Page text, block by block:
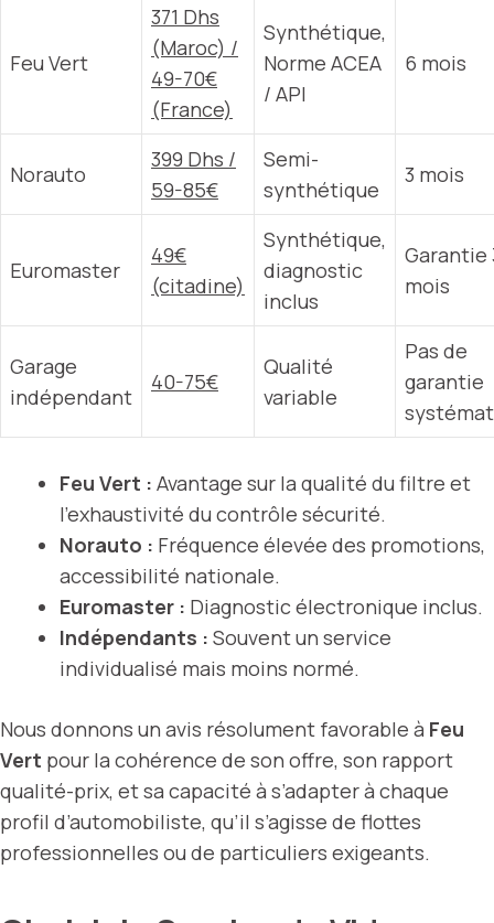
Feu Vert
371 Dhs
(Maroc) /
49-70€
(France)
Synthétique,
Norme ACEA
/ API
6 mois
Norauto
399 Dhs /
59-85€
Semi-
synthétique
3 mois
Euromaster
49€
(citadine)
Synthétique,
diagnostic
inclus
Garantie
mois
Garage
indépendant
40-75€
Qualité
variable
Pas de
garantie
Feu Vert : Avantage sur la qualité du filtre et
l’exhaustivité du contrôle sécurité.
Norauto : Fréquence élevée des promotions,
accessibilité nationale.
Euromaster : Diagnostic électronique inclus.
Indépendants : Souvent un service
individualisé mais moins normé.
Nous donnons un avis résolument favorable à Feu
Vert pour la cohérence de son offre, son rapport
qualité-prix, et sa capacité à s’adapter à chaque
profil d’automobiliste, qu’il s’agisse de flottes
professionnelles ou de particuliers exigeants.